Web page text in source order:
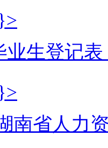
业生登记表
南省人力